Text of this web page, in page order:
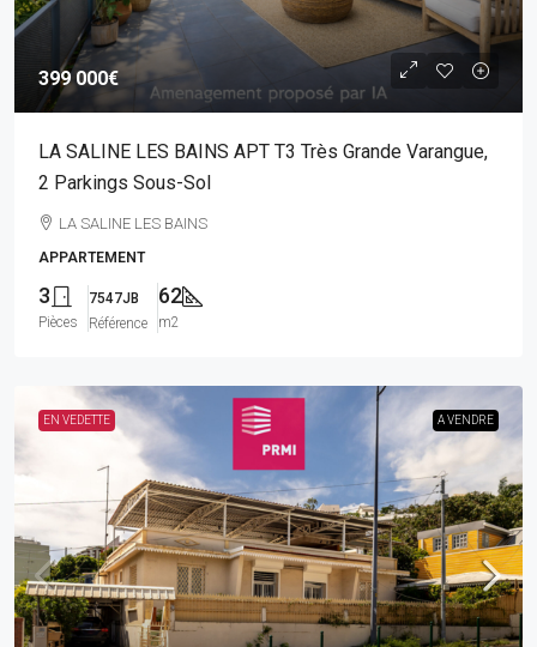
399 000€
LA SALINE LES BAINS APT T3 Très Grande Varangue,
2 Parkings Sous-Sol
LA SALINE LES BAINS
APPARTEMENT
3
Pièces
7547JB
Référence
62
m2
EN VEDETTE A VENDRE